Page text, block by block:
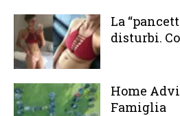
La
disturbi.
Home
Famiglia